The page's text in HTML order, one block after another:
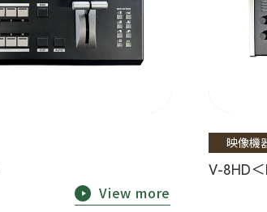
View more
映像機
V-8HD